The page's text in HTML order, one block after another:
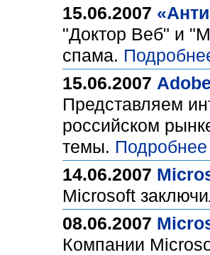
15.06.2007
"Доктор Веб" и
спама.
15.06.2007
Представляем
российском
темы.
14.06.2007
Microsoft
08.06.2007
Компании